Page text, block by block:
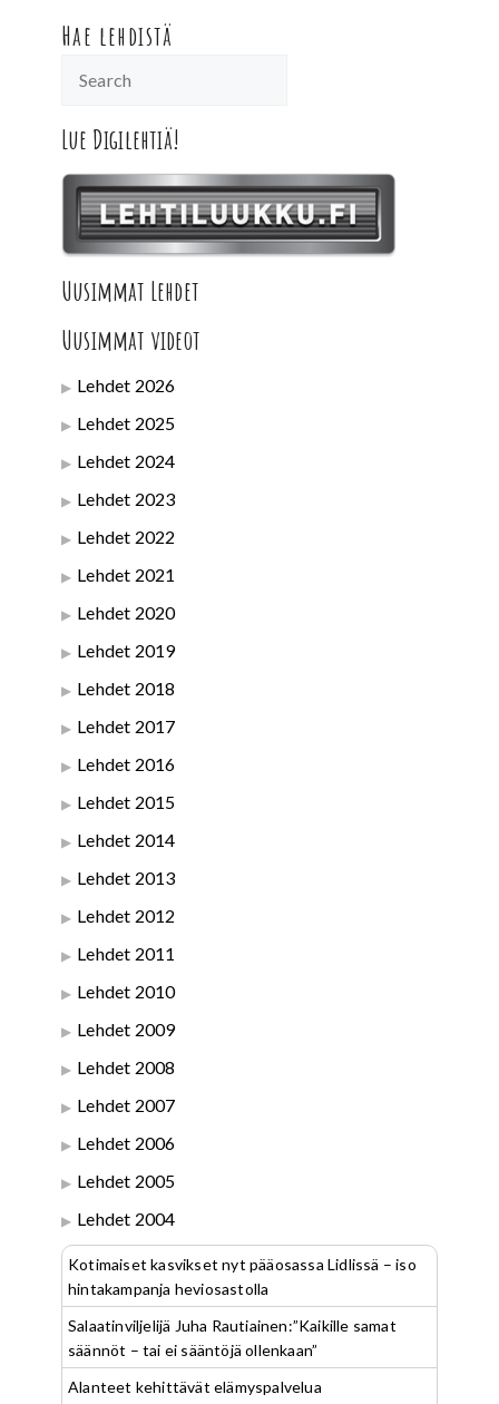
Hae lehdistä
Lue Digilehtiä!
Uusimmat Lehdet
Uusimmat videot
Lehdet 2026
Lehdet 2025
Lehdet 2024
Lehdet 2023
Lehdet 2022
Lehdet 2021
Lehdet 2020
Lehdet 2019
Lehdet 2018
Lehdet 2017
Lehdet 2016
Lehdet 2015
Lehdet 2014
Lehdet 2013
Lehdet 2012
Lehdet 2011
Lehdet 2010
Lehdet 2009
Lehdet 2008
Lehdet 2007
Lehdet 2006
Lehdet 2005
Lehdet 2004
Kotimaiset kasvikset nyt pääosassa Lidlissä – iso
hintakampanja heviosastolla
Salaatinviljelijä Juha Rautiainen:”Kaikille samat
säännöt – tai ei sääntöjä ollenkaan”
Alanteet kehittävät elämyspalvelua